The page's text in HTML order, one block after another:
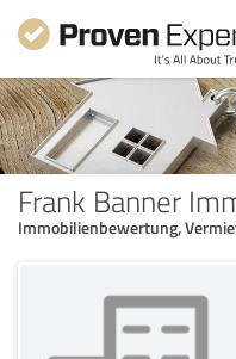
Frank Banner
Immobilienbewertung,